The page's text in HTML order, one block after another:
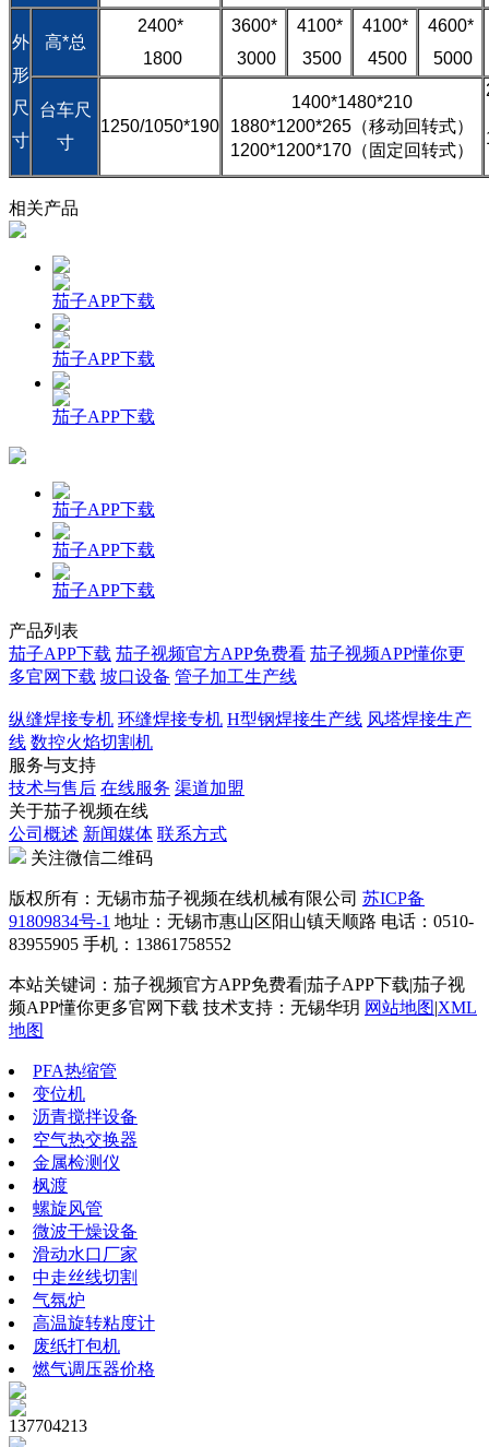
外
形
尺
寸
高*总
2400*
1800
3600*
3000
4100*
3500
4100*
4500
4600*
5000
台车尺
寸
1250/1050*190
1400*1480*210
1880*1200*265（移动回转式）
1200*1200*170（固定回转式）
相关产品
茄子APP下载
茄子APP下载
茄子APP下载
茄子APP下载
茄子APP下载
茄子APP下载
产品列表
茄子APP下载 茄子视频官方APP免费看 茄子视频APP懂你更
多官网下载 坡口设备 管子加工生产线
纵缝焊接专机 环缝焊接专机 H型钢焊接生产线 风塔焊接生产
线 数控火焰切割机
服务与支持
技术与售后 在线服务 渠道加盟
关于茄子视频在线
公司概述 新闻媒体 联系方式
关注微信二维码
版权所有：无锡市茄子视频在线机械有限公司 苏ICP备
91809834号-1 地址：无锡市惠山区阳山镇天顺路 电话：0510-
83955905 手机：13861758552
本站关键词：茄子视频官方APP免费看|茄子APP下载|茄子视
频APP懂你更多官网下载 技术支持：无锡华玥 网站地图|XML
地图
PFA热缩管
变位机
沥青搅拌设备
空气热交换器
金属检测仪
枫渡
螺旋风管
微波干燥设备
滑动水口厂家
中走丝线切割
气氛炉
高温旋转粘度计
废纸打包机
燃气调压器价格
137704213